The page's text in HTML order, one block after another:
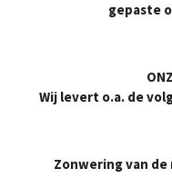
gepaste
Wij levert o.a. de
Zonwering van de